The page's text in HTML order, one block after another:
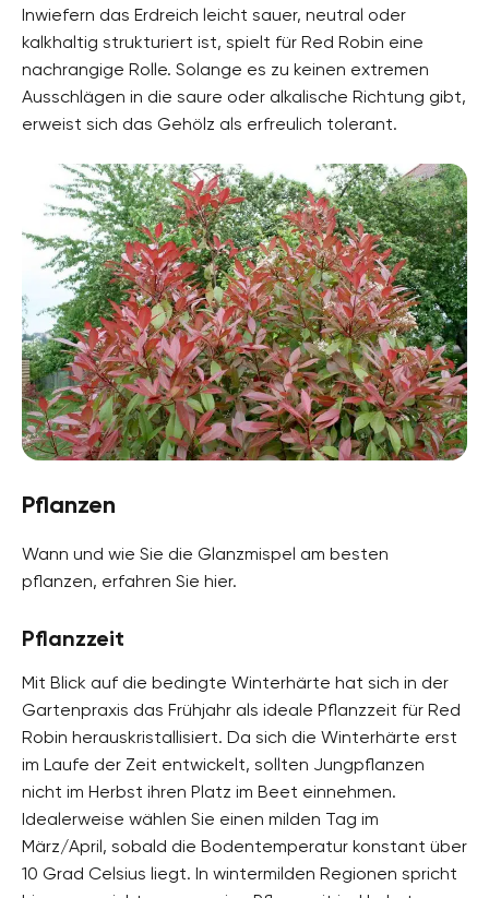
Inwiefern das Erdreich leicht sauer, neutral oder
kalkhaltig strukturiert ist, spielt für Red Robin eine
nachrangige Rolle. Solange es zu keinen extremen
Ausschlägen in die saure oder alkalische Richtung gibt,
erweist sich das Gehölz als erfreulich tolerant.
Pflanzen
Wann und wie Sie die Glanzmispel am besten
pflanzen, erfahren Sie hier.
Pflanzzeit
Mit Blick auf die bedingte Winterhärte hat sich in der
Gartenpraxis das Frühjahr als ideale Pflanzzeit für Red
Robin herauskristallisiert. Da sich die Winterhärte erst
im Laufe der Zeit entwickelt, sollten Jungpflanzen
nicht im Herbst ihren Platz im Beet einnehmen.
Idealerweise wählen Sie einen milden Tag im
März/April, sobald die Bodentemperatur konstant über
10 Grad Celsius liegt. In wintermilden Regionen spricht